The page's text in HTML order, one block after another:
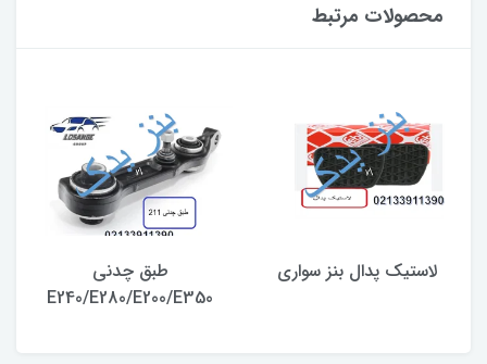
محصولات مرتبط
لاستیک پدال بنز سواری
طبق چدنی
E240/E280/E200/E350